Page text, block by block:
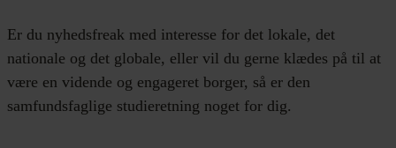
Er du nyhedsfreak med interesse for det lokale, det
nationale og det globale, eller vil du gerne klædes på til at
være en vidende og engageret borger, så er den
samfundsfaglige studieretning noget for dig.